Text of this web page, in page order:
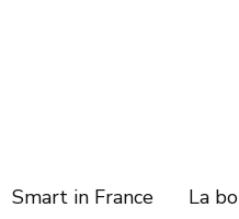
Smart in France La